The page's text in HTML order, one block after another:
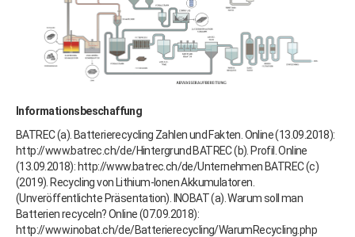
Informationsbeschaffung
BATREC (a). Batterierecycling Zahlen und Fakten. Online (13.09.2018):
http://www.batrec.ch/de/Hintergrund BATREC (b). Profil. Online
(13.09.2018): http://www.batrec.ch/de/Unternehmen BATREC (c)
(2019). Recycling von Lithium-Ionen Akkumulatoren.
(Unveröffentlichte Präsentation). INOBAT (a). Warum soll man
Batterien recyceln? Online (07.09.2018):
http://www.inobat.ch/de/Batterierecycling/WarumRecycling.php